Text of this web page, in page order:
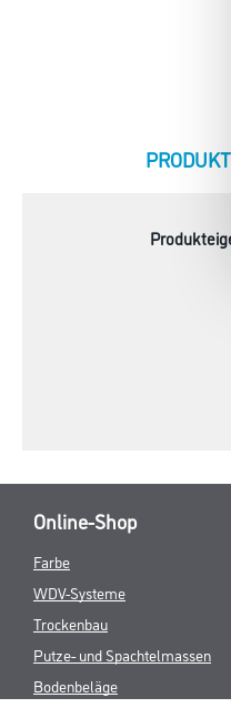
CURRENT
Online-Shop
Farbe
WDV-Systeme
Trockenbau
Putze- und Spachtelmassen
Bodenbeläge